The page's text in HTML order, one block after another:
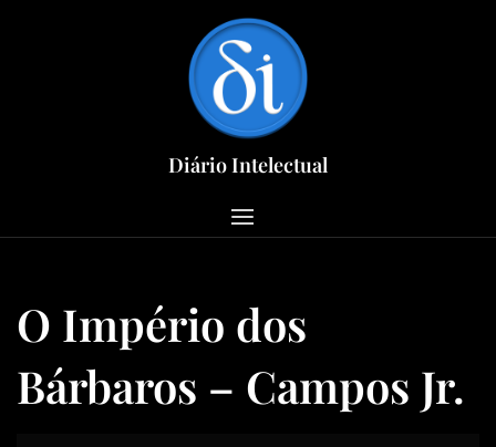
Diário Intelectual
O Império dos
Bárbaros – Campos Jr.